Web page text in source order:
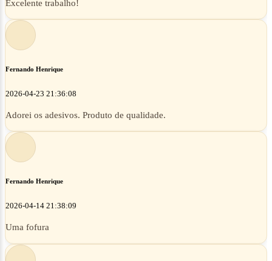
Excelente trabalho!
Fernando Henrique
2026-04-23 21:36:08
Adorei os adesivos. Produto de qualidade.
Fernando Henrique
2026-04-14 21:38:09
Uma fofura